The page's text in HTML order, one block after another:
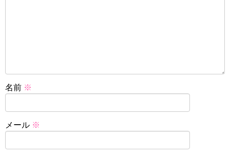
名前 ※
メール ※